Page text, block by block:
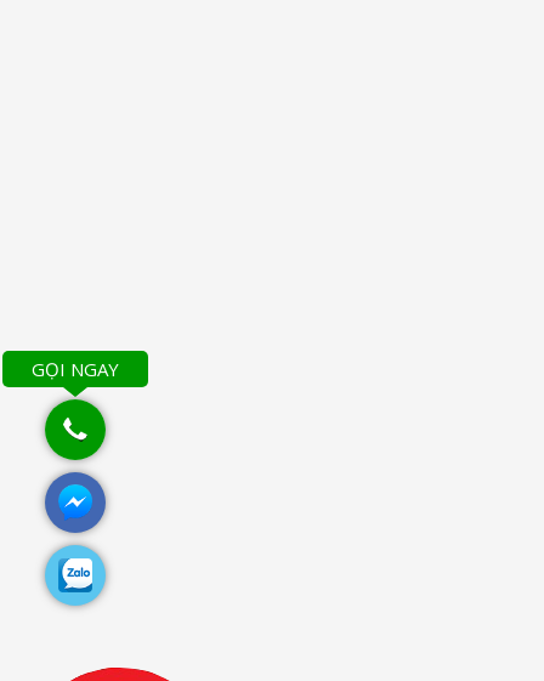
GỌI NGAY